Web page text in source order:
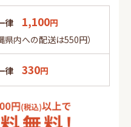
律 1,100円
県内への配送は550円）
律 330円